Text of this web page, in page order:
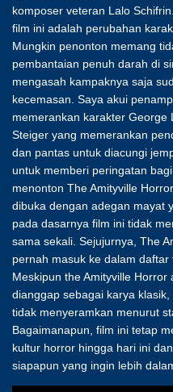
komposer veteran Lalo
film ini adalah perubahan
Mungkin penonton memang
pembantaian penuh darah di
mengasah kampaknya saja
kecemasan. Saya akui
memerankan karakter George
Steiger yang memerankan
dan pantas untuk diacungi
untuk memberi peringatan
menonton The Amityville
dibuka dengan adegan mayat
pada dasarnya film ini tidak
sama sekali. Sejujurnya, The
pernah masuk ke dalam daftar
Meskipun the Amityville
dianggap sebagai karya
tidak menyeramkan menurut
Bagaimanapun, film ini tetap
kultur horror hingga hari ini
siapapun yang ingin lebih